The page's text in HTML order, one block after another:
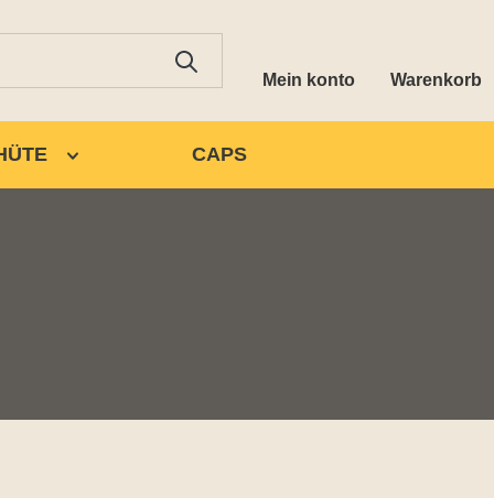
Mein konto Warenkorb
CAPS